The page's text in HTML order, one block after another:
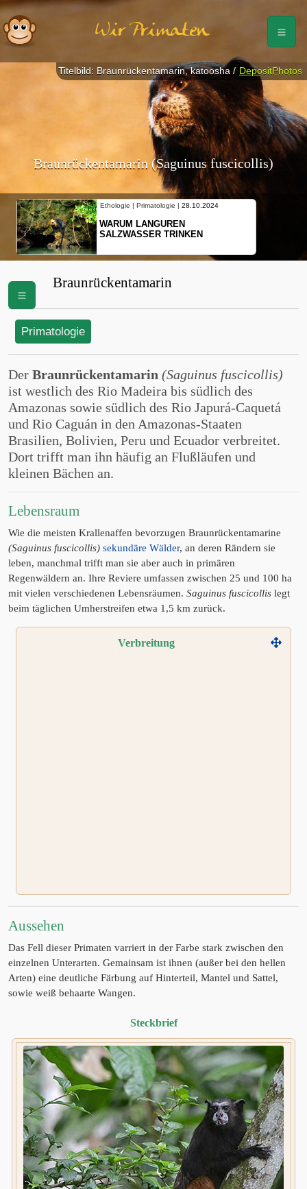
Wir Primaten
Braunrückentamarin (Saguinus fuscicollis)
Ethologie | Primatologie | 10.10.2024
NEUES VON WEIBLICHEN
SCHOPFGIBBONS UND IHRER
Titelbild: Braunrückentamarin, katoosha / DepositPhotos
Braunrückentamarin
Primatologie
Der Braunrückentamarin (Saguinus fuscicollis)
ist westlich des Rio Madeira bis südlich des
Amazonas sowie südlich des Rio Japurá-Caquetá
und Rio Caguán in den Amazonas-Staaten
Brasilien, Bolivien, Peru und Ecuador verbreitet.
Dort trifft man ihn häufig an Flußläufen und
kleinen Bächen an.
Lebensraum
Wie die meisten Krallenaffen bevorzugen Braunrückentamarine
(Saguinus fuscicollis) sekundäre Wälder, an deren Rändern sie
leben, manchmal trifft man sie aber auch in primären
Regenwäldern an. Ihre Reviere umfassen zwischen 25 und 100 ha
mit vielen verschiedenen Lebensräumen. Saguinus fuscicollis legt
beim täglichen Umherstreifen etwa 1,5 km zurück.
Verbreitung
Aussehen
Das Fell dieser Primaten varriert in der Farbe stark zwischen den
einzelnen Unterarten. Gemainsam ist ihnen (außer bei den hellen
Arten) eine deutliche Färbung auf Hinterteil, Mantel und Sattel,
sowie weiß behaarte Wangen.
Steckbrief